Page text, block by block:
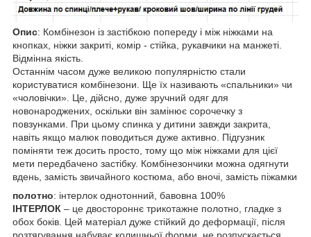
Опис: Комбінезон із застібкою попереду і між ніжками на
кнопках, ніжки закриті, комір - стійка, рукавчики на манжеті.
Відмінна якість.
Останнім часом дуже великою популярністю стали
користуватися комбінезони. Ще їх називають «спальники» чи
«чоловічки». Це, дійсно, дуже зручний одяг для
новонароджених, оскільки він замінює сорочечку з
повзунками. При цьому спинка у дитини завжди закрита,
навіть якщо малюк поводиться дуже активно. Підгузник
поміняти теж досить просто, тому що між ніжками для цієї
мети передбачено застібку. Комбінезончики можна одягнути
вдень, замість звичайного костюма, або вночі, замість піжамки
полотно: інтерлок однотонний, бавовна 100%
ІНТЕРЛОК – це двостороннє трикотажне полотно, гладке з
обох боків. Цей матеріал дуже стійкий до деформації, після